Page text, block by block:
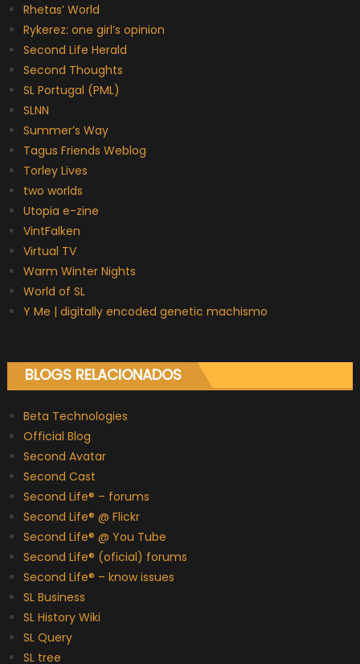
Rhetas’ World
Rykerez: one girl’s opinion
Second Life Herald
Second Thoughts
SL Portugal (PML)
SLNN
Summer’s Way
Tagus Friends Weblog
Torley Lives
two worlds
Utopia e-zine
VintFalken
Virtual TV
Warm Winter Nights
World of SL
Y Me | digitally encoded genetic machismo
BLOGS RELACIONADOS
Beta Technologies
Official Blog
Second Avatar
Second Cast
Second Life® – forums
Second Life® @ Flickr
Second Life® @ You Tube
Second Life® (oficial) forums
Second Life® – know issues
SL Business
SL History Wiki
SL Query
SL tree